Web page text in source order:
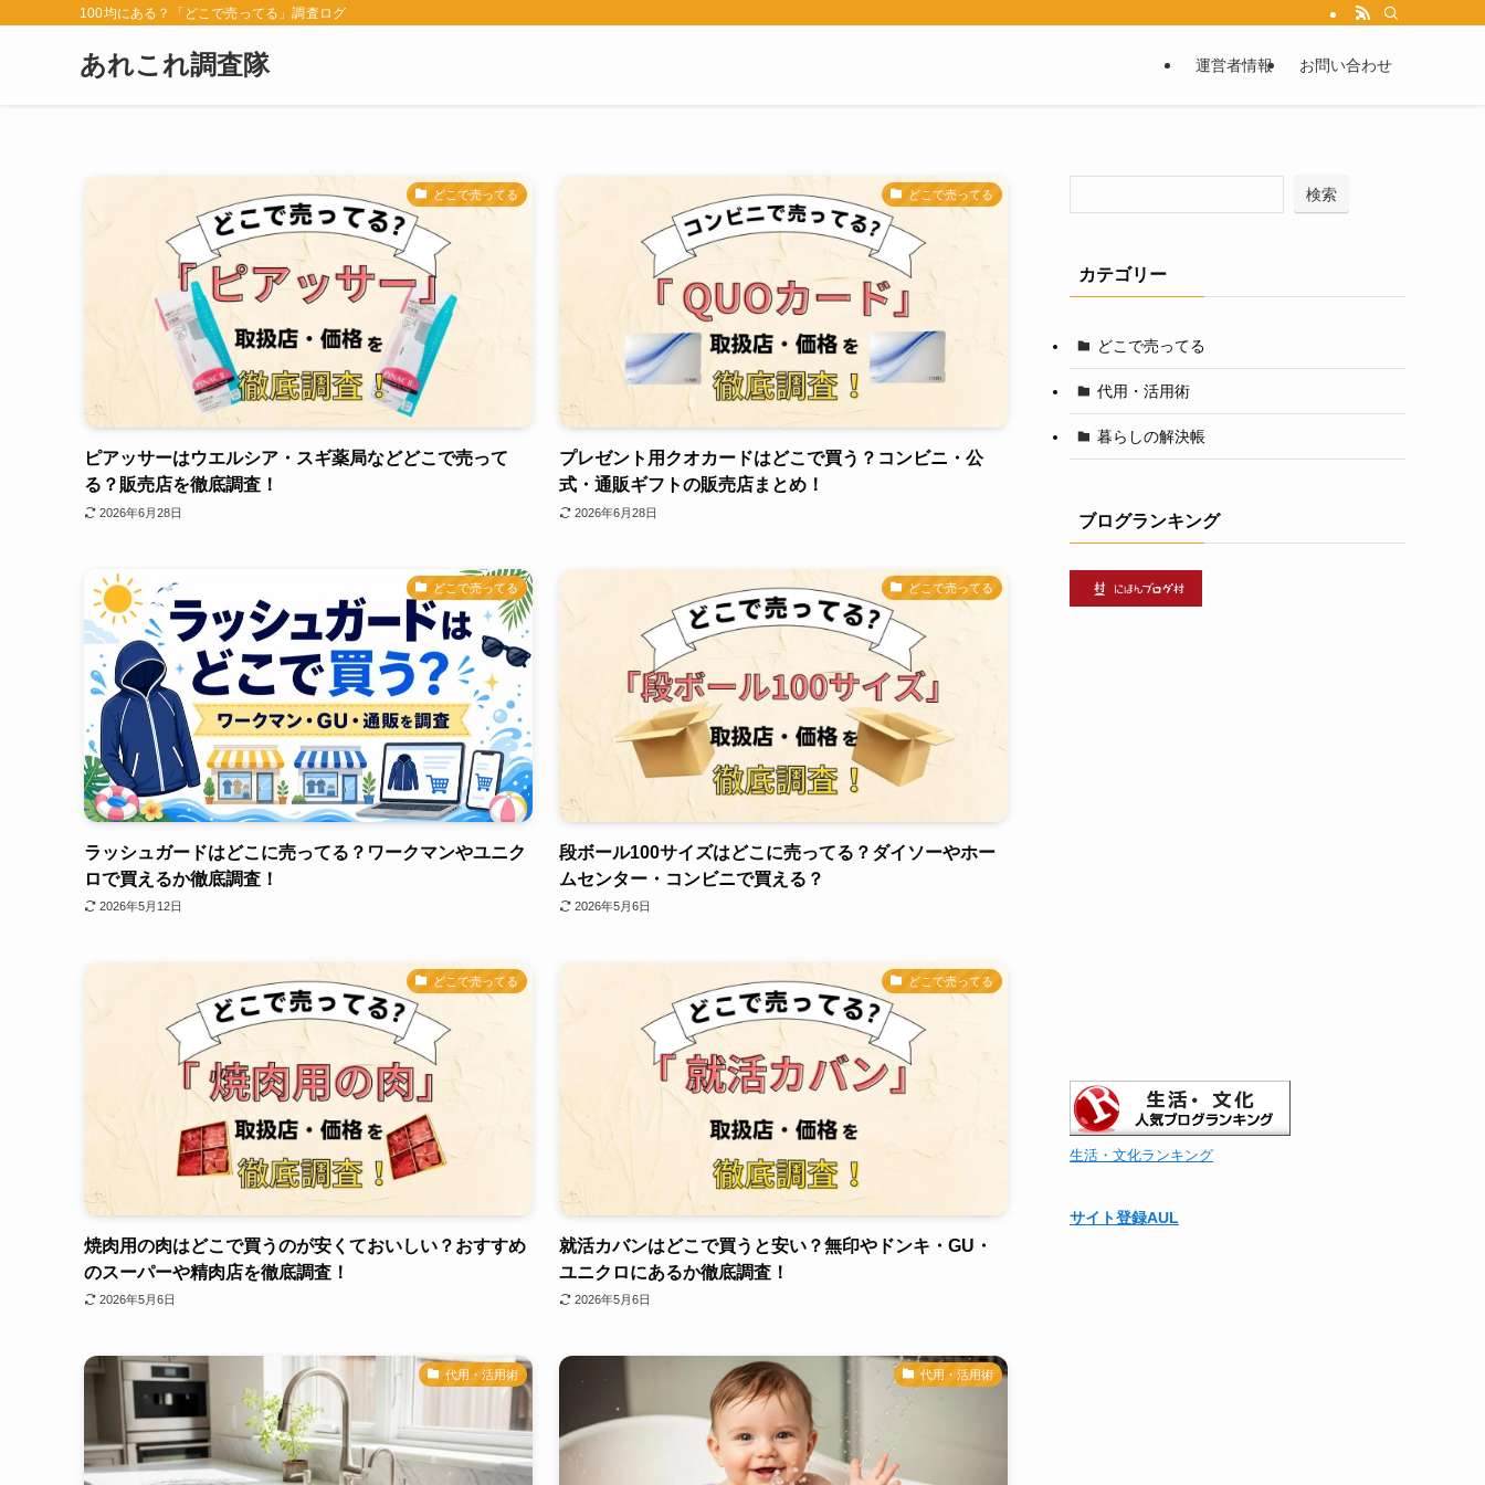
100均にある？「どこで売ってる」調査ログ
あれこれ調査隊 運営者情報 お問い合わせ
どこで売ってる
ピアッサーはウエルシア・スギ薬局などどこで売って
る？販売店を徹底調査！
2026年6月28日
どこで売ってる
プレゼント用クオカードはどこで買う？コンビニ・公
式・通販ギフトの販売店まとめ！
2026年6月28日
どこで売ってる
ラッシュガードはどこに売ってる？ワークマンやユニク
ロで買えるか徹底調査！
2026年5月12日
どこで売ってる
段ボール100サイズはどこに売ってる？ダイソーやホー
ムセンター・コンビニで買える？
2026年5月6日
どこで売ってる
焼肉用の肉はどこで買うのが安くておいしい？おすすめ
のスーパーや精肉店を徹底調査！
2026年5月6日
どこで売ってる
就活カバンはどこで買うと安い？無印やドンキ・GU・
ユニクロにあるか徹底調査！
2026年5月6日
代用・活用術 代用・活用術
検索
カテゴリー
どこで売ってる
代用・活用術
暮らしの解決帳
ブログランキング
生活・文化ランキング
サイト登録AUL